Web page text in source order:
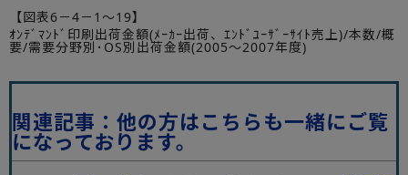
【図表6－4－1～19】
ｵﾝﾃﾞﾏﾝﾄﾞ印刷出荷金額(ﾒｰｶｰ出荷、ｴﾝﾄﾞﾕｰｻﾞｰｻｲﾄ売上)/本数/概
要/需要分野別･OS別出荷金額(2005～2007年度)
関連記事：他の方はこちらも一緒にご覧
になっております。